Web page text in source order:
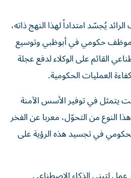
يُجسّد امتداداً لهذا النهج ذاته،
من خلال تمكين 35,000 موظف حكومي في أبوظبي وتوسيع
القائم على الوكلاء لدفع عجلة
العمليات الحكومية.
يتمثل في توفير الأسس الآمنة
النوع من التحوّل، معربا عن الفخر
في تجسيد هذه الرؤية على